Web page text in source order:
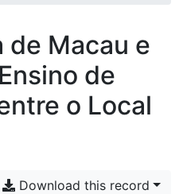
de Macau e
de
o Local
Download this record